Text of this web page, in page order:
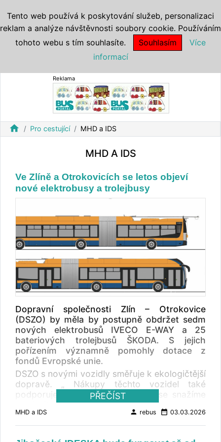
Reklama
home Pro cestující MHD a IDS
MHD A IDS
Ve Zlíně a Otrokovicích se letos objeví
nové elektrobusy a trolejbusy
Dopravní společnosti Zlín – Otrokovice
(DSZO) by měla by postupně obdržet sedm
nových elektrobusů IVECO E-WAY a 25
bateriových trolejbusů ŠKODA. S jejich
pořízením významně pomohly dotace z
fondů Evropské unie.
DSZO s novými vozidly směřuje k ekologičtější
dopravě. „ Nákupy těchto vozidel také
podporuje Evropská unie a toho se snažíme
maximálně využívat. Šetříme tím rozpočty
našich zřizovatelů, tedy měst Zlín a
Otrokovice ,“ uvedl Jaromír Schneider, který
PŘEČÍST
MHD a IDS person rebus date_range 03.03.2026
Tento web používá k poskytování služeb, personalizaci
reklam a analýze návštěvnosti soubory cookie. Používáním
tohoto webu s tím souhlasíte.
Souhlasím
Více
informací